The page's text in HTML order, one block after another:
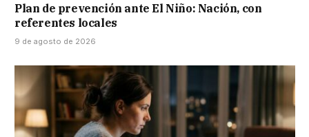
Plan de prevención ante El Niño: Nación, con
referentes locales
9 de agosto de 2026